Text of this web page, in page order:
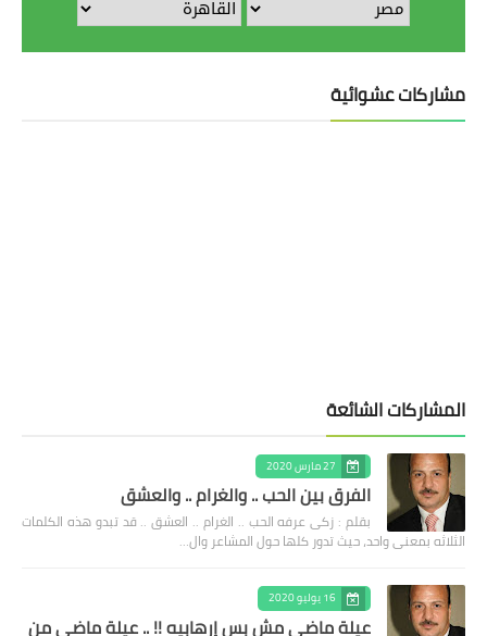
مشاركات عشوائية
المشاركات الشائعة
27 مارس 2020
الفرق بين الحب .. والغرام .. والعشق
بقلم : زكى عرفه الحب .. الغرام .. العشق .. قد تبدو هذه الكلمات
الثلاثه بمعنى واحد، حيث تدور كلها حول المشاعر وال…
16 يوليو 2020
عيلة ماضى مش بس إرهابيه !! .. عيلة ماضى من